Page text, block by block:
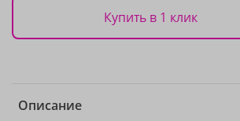
Купить в 1 клик
Описание